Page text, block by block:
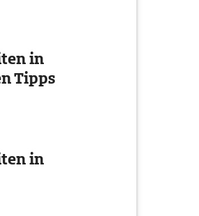
in
Tipps
in